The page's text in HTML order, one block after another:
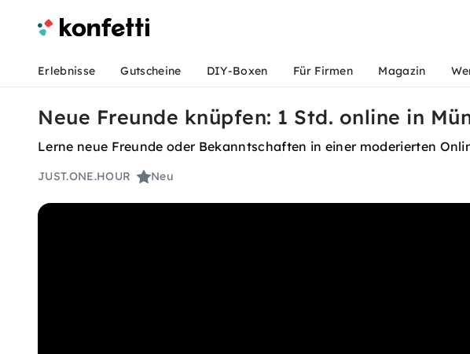
Erlebnisse Gutscheine DIY-Boxen Für Firmen Magazin
Neue Freunde knüpfen: 1 Std. online in
Lerne neue Freunde oder Bekanntschaften in einer moderierten
JUST.ONE.HOUR Neu